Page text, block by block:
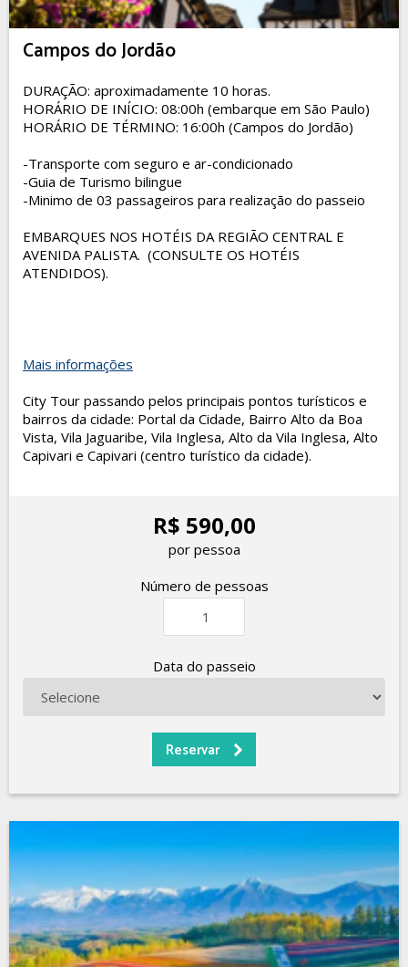
Campos do Jordão
DURAÇÃO: aproximadamente 10 horas.
HORÁRIO DE INÍCIO: 08:00h (embarque em São Paulo)
HORÁRIO DE TÉRMINO: 16:00h (Campos do Jordão)
-Transporte com seguro e ar-condicionado
-Guia de Turismo bilingue
-Minimo de 03 passageiros para realização do passeio
EMBARQUES NOS HOTÉIS DA REGIÃO CENTRAL E
AVENIDA PALISTA. (CONSULTE OS HOTÉIS
ATENDIDOS).
Mais informações
City Tour passando pelos principais pontos turísticos e
bairros da cidade: Portal da Cidade, Bairro Alto da Boa
Vista, Vila Jaguaribe, Vila Inglesa, Alto da Vila Inglesa, Alto
Capivari e Capivari (centro turístico da cidade).
R$ 590,00
por pessoa
Número de pessoas
Data do passeio